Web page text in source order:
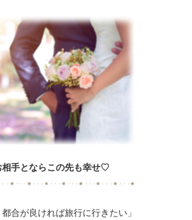
相手とならこの先も幸せ♡
都合が良ければ旅行に行きたい」